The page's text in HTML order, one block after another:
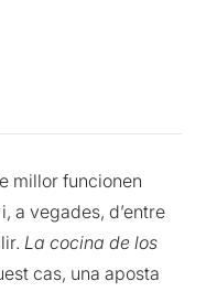
millor funcionen
a vegades, d’entre
La cocina de los
cas, una aposta